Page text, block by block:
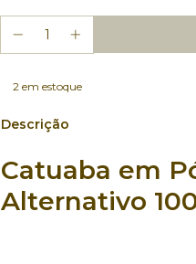
2em estoque
Descrição
Catuaba em
Alternativo